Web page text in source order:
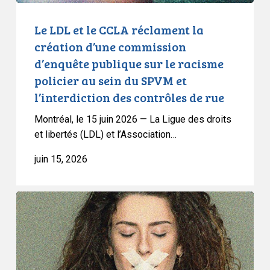
d’enquête
racisme
policier
des
contrôles
de
rue
Le LDL et le CCLA réclament la
création d’une commission
d’enquête publique sur le racisme
policier au sein du SPVM et
l’interdiction des contrôles de rue
Montréal, le 15 juin 2026 — La Ligue des droits
et libertés (LDL) et l’Association…
juin 15, 2026
L’ACLC
met
en
garde
contre